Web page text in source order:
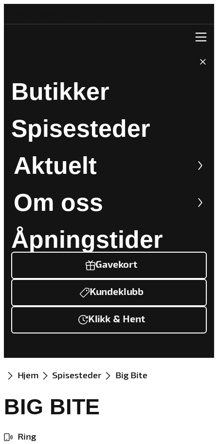
Butikker
Spisesteder
Aktuelt
Om oss
Åpningstider
Gavekort
Kundeklubb
Klikk & Hent
Hjem Spisesteder Big Bite
BIG BITE
Ring